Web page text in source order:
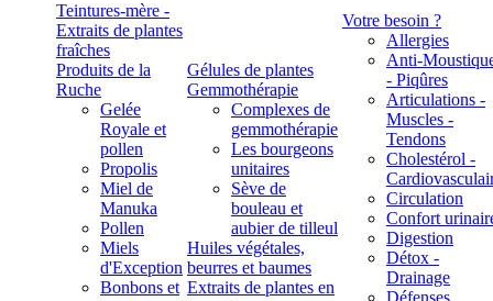
Teintures-mère -
Extraits de plantes
fraîches
Produits de la
Ruche
Gelée
Royale et
pollen
Propolis
Miel de
Manuka
Pollen
Miels
d'Exception
Bonbons et
Gélules de plantes
Gemmothérapie
Complexes de
gemmothérapie
Les bourgeons
unitaires
Sève de
bouleau et
aubier de tilleul
Huiles végétales,
beurres et baumes
Extraits de plantes en
Votre besoin ?
Allergies
Anti-
- Piqûres
Articulations -
Muscles -
Tendons
Cholestérol -
Circulation
Confort
Digestion
Détox -
Drainage